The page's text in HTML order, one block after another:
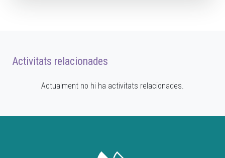
Activitats relacionades
Actualment no hi ha activitats relacionades.